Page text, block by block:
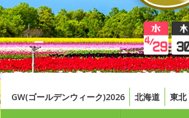
GW(ゴールデンウィーク)2026 北海道 東北